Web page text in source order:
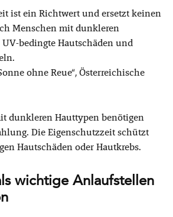
ist ein Richtwert und ersetzt keinen
Menschen mit dunkleren
bedingte Hautschäden und
ohne Reue“, Österreichische
dunkleren Hauttypen benötigen
Die Eigenschutzzeit schützt
Hautschäden oder Hautkrebs.
wichtige Anlaufstellen